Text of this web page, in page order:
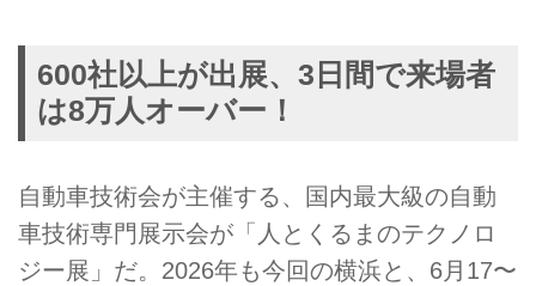
600社以上が出展、3日間で来場者
は8万人オーバー！
自動車技術会が主催する、国内最大級の自動
車技術専門展示会が「人とくるまのテクノロ
ジー展」だ。2026年も今回の横浜と、6月17〜